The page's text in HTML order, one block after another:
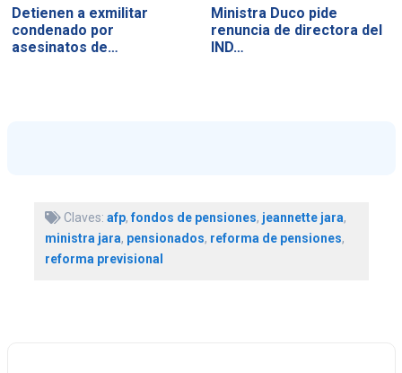
Detienen a exmilitar
condenado por
asesinatos de…
Ministra Duco pide
renuncia de directora del
IND…
Claves: afp,fondos de pensiones, jeannette jara,
ministra jara, pensionados, reforma de pensiones,
reforma previsional